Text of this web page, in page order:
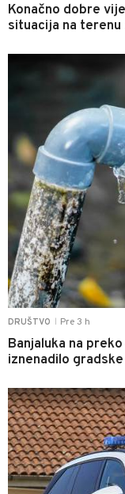
Konačno dobre
situacija na terenu
DRUŠTVO Pre 3 h
Banjaluka na
iznenadilo